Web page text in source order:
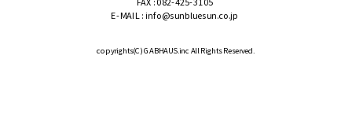
E-MAIL : info@sunbluesun.co.jp
copyrights(C)GABHAUS.inc All Rights Reserved.